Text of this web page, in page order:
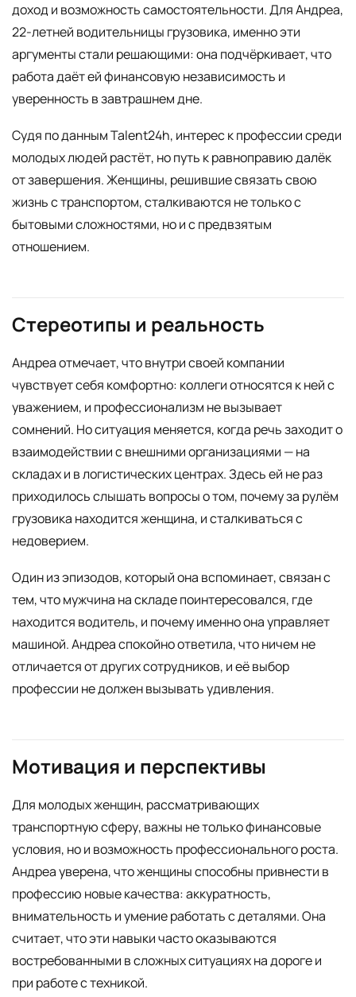
доход и возможность самостоятельности. Для Андреа,
22-летней водительницы грузовика, именно эти
аргументы стали решающими: она подчёркивает, что
работа даёт ей финансовую независимость и
уверенность в завтрашнем дне.
Судя по данным Talent24h, интерес к профессии среди
молодых людей растёт, но путь к равноправию далёк
от завершения. Женщины, решившие связать свою
жизнь с транспортом, сталкиваются не только с
бытовыми сложностями, но и с предвзятым
отношением.
Стереотипы и реальность
Андреа отмечает, что внутри своей компании
чувствует себя комфортно: коллеги относятся к ней с
уважением, и профессионализм не вызывает
сомнений. Но ситуация меняется, когда речь заходит о
взаимодействии с внешними организациями — на
складах и в логистических центрах. Здесь ей не раз
приходилось слышать вопросы о том, почему за рулём
грузовика находится женщина, и сталкиваться с
недоверием.
Один из эпизодов, который она вспоминает, связан с
тем, что мужчина на складе поинтересовался, где
находится водитель, и почему именно она управляет
машиной. Андреа спокойно ответила, что ничем не
отличается от других сотрудников, и её выбор
профессии не должен вызывать удивления.
Мотивация и перспективы
Для молодых женщин, рассматривающих
транспортную сферу, важны не только финансовые
условия, но и возможность профессионального роста.
Андреа уверена, что женщины способны привнести в
профессию новые качества: аккуратность,
внимательность и умение работать с деталями. Она
считает, что эти навыки часто оказываются
востребованными в сложных ситуациях на дороге и
при работе с техникой.